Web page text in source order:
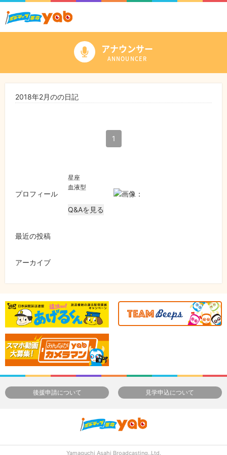
アナウンサー
ANNOUNCER
2018年2月のの日記
1
プロフィール
星座
血液型
Q&Aを見る
最近の投稿
アーカイブ
後援申請について 見学申込について
Yamaguchi Asahi Broadcasting.,Ltd.